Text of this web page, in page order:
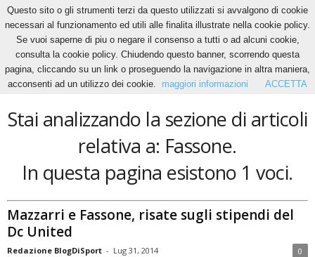
Home Tags Fassone
Fassone
Stai analizzando la sezione di articoli
relativa a: Fassone.
In questa pagina esistono 1 voci.
Mazzarri e Fassone, risate sugli stipendi del
Dc United
Redazione BlogDiSport - Lug 31, 2014 0
Questo sito o gli strumenti terzi da questo utilizzati si avvalgono di cookie
necessari al funzionamento ed utili alle finalita illustrate nella cookie policy.
Se vuoi saperne di piu o negare il consenso a tutti o ad alcuni cookie,
consulta la cookie policy. Chiudendo questo banner, scorrendo questa
pagina, cliccando su un link o proseguendo la navigazione in altra maniera,
acconsenti ad un utilizzo dei cookie.
maggiori informazioni ACCETTA